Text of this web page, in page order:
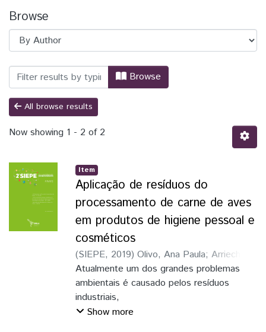
Browse
Browsing II SIEPE - Artigos científicos
Browse
All browse results
Now showing 1 - 2 of 2
Item
Aplicação de resíduos do
processamento de carne de aves
em produtos de higiene pessoal e
cosméticos
(SIEPE, 2019) Olivo, Ana Paula; Arrieche,
Leonardo da Silva
Atualmente um dos grandes problemas
ambientais é causado pelos resíduos
industriais,
grandes agentes poluidores. Dentre eles
Show more